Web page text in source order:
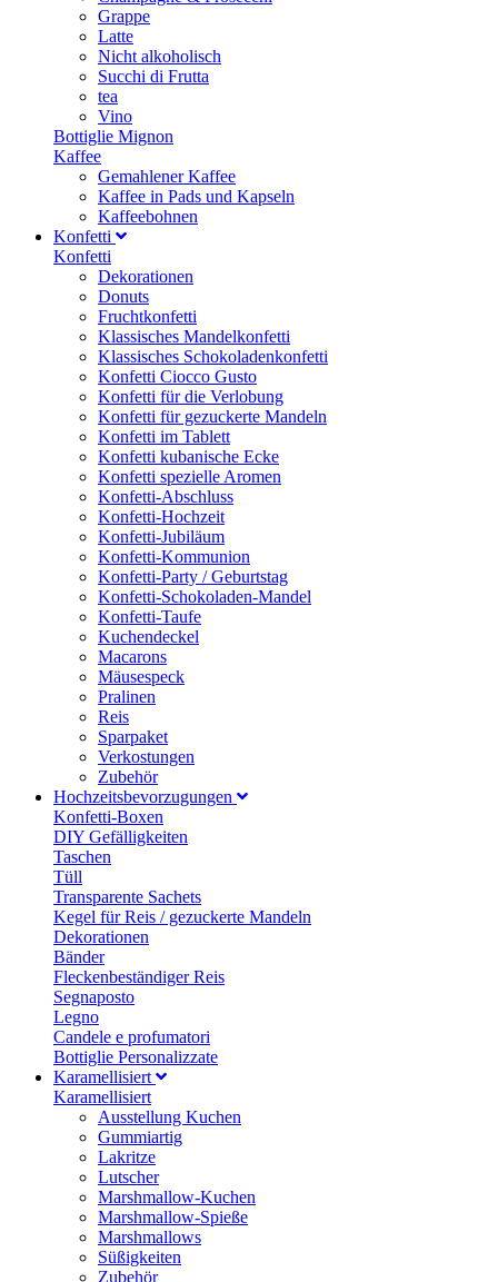
Grappe
Latte
Nicht alkoholisch
Succhi di Frutta
tea
Vino
Bottiglie Mignon
Kaffee
Gemahlener Kaffee
Kaffee in Pads und Kapseln
Kaffeebohnen
Konfetti
Konfetti
Dekorationen
Donuts
Fruchtkonfetti
Klassisches Mandelkonfetti
Klassisches Schokoladenkonfetti
Konfetti Ciocco Gusto
Konfetti für die Verlobung
Konfetti für gezuckerte Mandeln
Konfetti im Tablett
Konfetti kubanische Ecke
Konfetti spezielle Aromen
Konfetti-Abschluss
Konfetti-Hochzeit
Konfetti-Jubiläum
Konfetti-Kommunion
Konfetti-Party / Geburtstag
Konfetti-Schokoladen-Mandel
Konfetti-Taufe
Kuchendeckel
Macarons
Mäusespeck
Pralinen
Reis
Sparpaket
Verkostungen
Zubehör
Hochzeitsbevorzugungen
Konfetti-Boxen
DIY Gefälligkeiten
Taschen
Tüll
Transparente Sachets
Kegel für Reis / gezuckerte Mandeln
Dekorationen
Bänder
Fleckenbeständiger Reis
Segnaposto
Legno
Candele e profumatori
Bottiglie Personalizzate
Karamellisiert
Karamellisiert
Ausstellung Kuchen
Gummiartig
Lakritze
Lutscher
Marshmallow-Kuchen
Marshmallow-Spieße
Marshmallows
Süßigkeiten
Zubehör